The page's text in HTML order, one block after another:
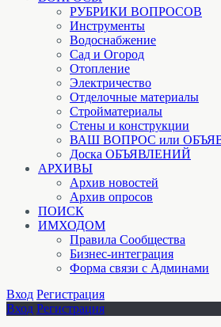
РУБРИКИ ВОПРОСОВ
Инструменты
Водоснабжение
Сад и Огород
Отопление
Электричество
Отделочные материалы
Стройматериалы
Стены и конструкции
ВАШ ВОПРОС или
Доска ОБЪЯВЛЕНИЙ
АРХИВЫ
Архив новостей
Архив опросов
ПОИСК
ИМХОДОМ
Правила Сообщества
Бизнес-интеграция
Форма связи с Админами
Вход Регистрация
Вход Регистрация